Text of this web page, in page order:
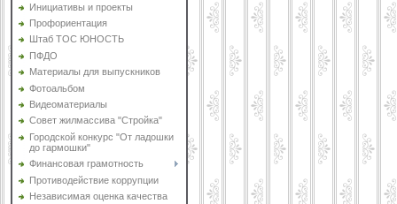
Инициативы и проекты
Профориентация
Штаб ТОС ЮНОСТЬ
ПФДО
Материалы для выпускников
Фотоальбом
Видеоматериалы
Совет жилмассива "Стройка"
Городской конкурс "От ладошки
до гармошки"
Финансовая грамотность
Противодействие коррупции
Независимая оценка качества